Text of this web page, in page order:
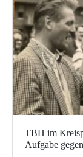
TBH im
Aufgabe